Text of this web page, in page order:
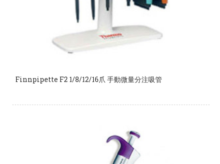
Finnpipette F2 1/8/12/16爪 手動微量分注吸管